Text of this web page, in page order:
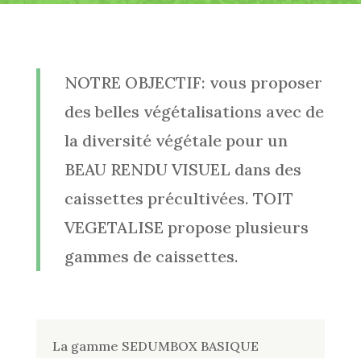
NOTRE OBJECTIF: vous proposer
des belles végétalisations avec de
la diversité végétale pour un
BEAU RENDU VISUEL dans des
caissettes précultivées. TOIT
VEGETALISE propose plusieurs
gammes de caissettes.
La gamme SEDUMBOX BASIQUE